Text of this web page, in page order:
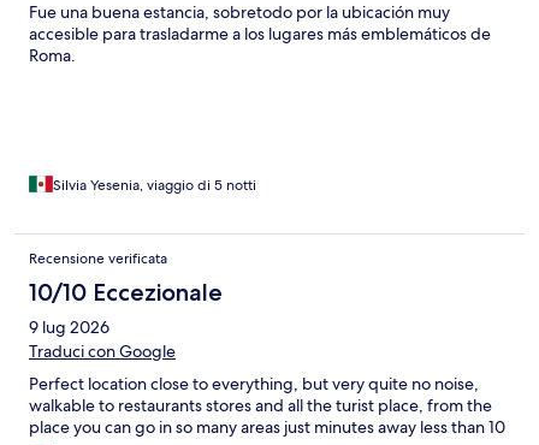
Fue una buena estancia, sobretodo por la ubicación muy
accesible para trasladarme a los lugares más emblemáticos de
Roma.
Silvia Yesenia, viaggio di 5 notti
Recensione verificata
10/10 Eccezionale
9 lug 2026
Traduci con Google
Perfect location close to everything, but very quite no noise,
walkable to restaurants stores and all the turist place, from the
place you can go in so many areas just minutes away less than 10